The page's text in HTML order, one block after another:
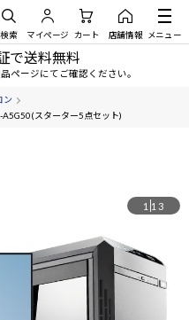
検索 マイページ カート 店舗情報 メニュー
で送料無料
ページにてご確認ください。
ン
A5G50(スターター5点セット)
1 13